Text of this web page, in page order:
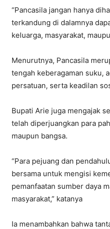
“Pancasila jangan hanya
terkandung di dalamnya
keluarga, masyarakat,
Menurutnya, Pancasila
tengah keberagaman suku,
persatuan, serta keadilan
Bupati Arie juga mengajak
telah diperjuangkan para
maupun bangsa.
“Para pejuang dan
bersama untuk mengisi
pemanfaatan sumber daya
masyarakat,” katanya
Ia menambahkan bahwa